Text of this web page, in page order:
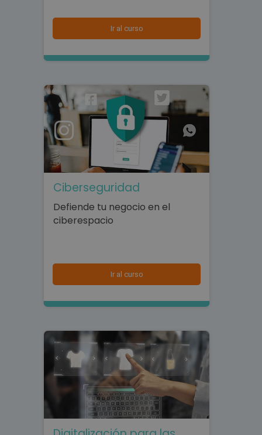
Ir al curso
Ciberseguridad
Defiende tu negocio en el
ciberespacio
Ir al curso